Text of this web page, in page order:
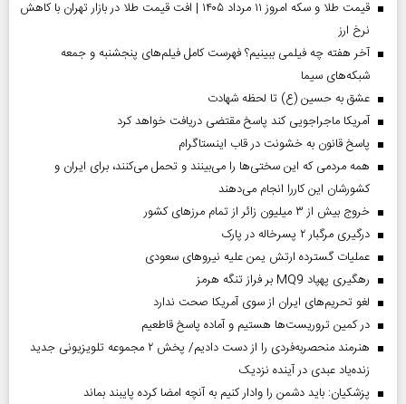
قیمت طلا و سکه امروز ۱۱ مرداد ۱۴۰۵ | افت قیمت طلا در بازار تهران با کاهش
نرخ ارز
آخر هفته چه فیلمی ببینیم؟ فهرست کامل فیلم‌های پنجشنبه و جمعه
شبکه‌های سیما
عشق به حسین (ع) تا لحظه شهادت
آمریکا ماجراجویی کند پاسخ مقتضی دریافت خواهد کرد
پاسخ قانون به خشونت در قاب اینستاگرام
همه مردمی که این سختی‌ها را می‌بینند و تحمل می‌کنند، برای ایران و
کشورشان این کاررا انجام می‌دهند
خروج بیش از ۳ میلیون زائر از تمام مرز‌های کشور
درگیری مرگبار ۲ پسرخاله در پارک
عملیات گسترده ارتش یمن علیه نیروهای سعودی
رهگیری پهپاد MQ9 بر فراز تنگه هرمز
لغو تحریم‌های ایران از سوی آمریکا صحت ندارد
در کمین تروریست‌ها هستیم و آماده پاسخ قاطعیم
هنرمند منحصر‌به‌فردی را از دست دادیم/ پخش ۲ مجموعه تلویزیونی جدید
زنده‌یاد عبدی در آینده نزدیک
پزشکیان: باید دشمن را وادار کنیم به آنچه امضا کرده پایبند بماند